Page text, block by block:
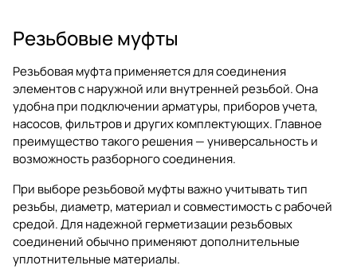
Резьбовые муфты
Резьбовая муфта применяется для соединения
элементов с наружной или внутренней резьбой. Она
удобна при подключении арматуры, приборов учета,
насосов, фильтров и других комплектующих. Главное
преимущество такого решения — универсальность и
возможность разборного соединения.
При выборе резьбовой муфты важно учитывать тип
резьбы, диаметр, материал и совместимость с рабочей
средой. Для надежной герметизации резьбовых
соединений обычно применяют дополнительные
уплотнительные материалы.